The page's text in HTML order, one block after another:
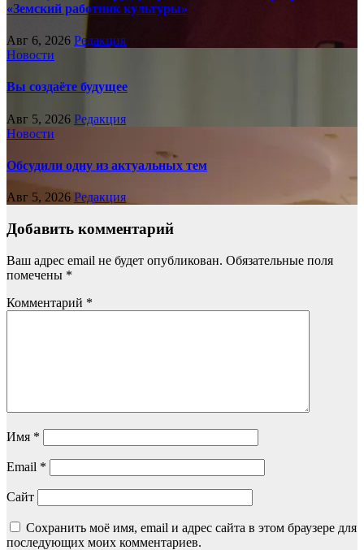
«Земский работник культуры»
Авг 6, 2026 Редакция
Новости
Вы создаёте будущее
Авг 5, 2026 Редакция
Новости
Обсудили одну из актуальных тем
Авг 5, 2026 Редакция
Добавить комментарий
Ваш адрес email не будет опубликован. Обязательные поля
помечены *
Комментарий *
Имя *
Email *
Сайт
Сохранить моё имя, email и адрес сайта в этом браузере для
последующих моих комментариев.